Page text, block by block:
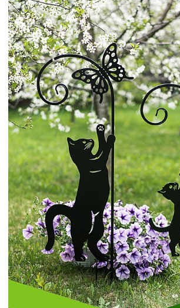
Рекомендации агронома
После зимы газон ослаблен: корневая
трава испытывает дефицит питательных
запустить активный рост и восстановить
дерна,важно правильно подобрать
своевременно их внести. В этой статье
подкормки эффективны весной и как их